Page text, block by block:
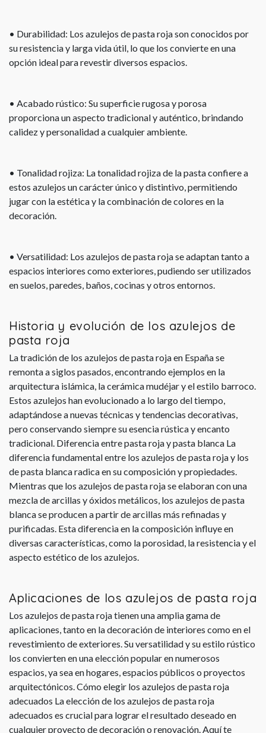
• Durabilidad: Los azulejos de pasta roja son conocidos por
su resistencia y larga vida útil, lo que los convierte en una
opción ideal para revestir diversos espacios.
• Acabado rústico: Su superficie rugosa y porosa
proporciona un aspecto tradicional y auténtico, brindando
calidez y personalidad a cualquier ambiente.
• Tonalidad rojiza: La tonalidad rojiza de la pasta confiere a
estos azulejos un carácter único y distintivo, permitiendo
jugar con la estética y la combinación de colores en la
decoración.
• Versatilidad: Los azulejos de pasta roja se adaptan tanto a
espacios interiores como exteriores, pudiendo ser utilizados
en suelos, paredes, baños, cocinas y otros entornos.
Historia y evolución de los azulejos de
pasta roja
La tradición de los azulejos de pasta roja en España se
remonta a siglos pasados, encontrando ejemplos en la
arquitectura islámica, la cerámica mudéjar y el estilo barroco.
Estos azulejos han evolucionado a lo largo del tiempo,
adaptándose a nuevas técnicas y tendencias decorativas,
pero conservando siempre su esencia rústica y encanto
tradicional. Diferencia entre pasta roja y pasta blanca La
diferencia fundamental entre los azulejos de pasta roja y los
de pasta blanca radica en su composición y propiedades.
Mientras que los azulejos de pasta roja se elaboran con una
mezcla de arcillas y óxidos metálicos, los azulejos de pasta
blanca se producen a partir de arcillas más refinadas y
purificadas. Esta diferencia en la composición influye en
diversas características, como la porosidad, la resistencia y el
aspecto estético de los azulejos.
Aplicaciones de los azulejos de pasta roja
Los azulejos de pasta roja tienen una amplia gama de
aplicaciones, tanto en la decoración de interiores como en el
revestimiento de exteriores. Su versatilidad y su estilo rústico
los convierten en una elección popular en numerosos
espacios, ya sea en hogares, espacios públicos o proyectos
arquitectónicos. Cómo elegir los azulejos de pasta roja
adecuados La elección de los azulejos de pasta roja
adecuados es crucial para lograr el resultado deseado en
cualquier proyecto de decoración o renovación. Aquí te